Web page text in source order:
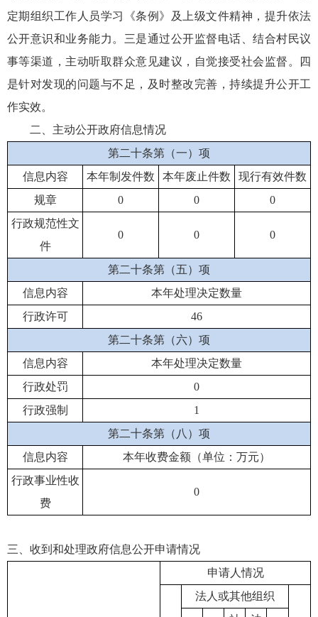
定期组织工作人员学习《条例》及上级文件精神，提升依法
公开意识和业务能力。三是通过公开监督电话、结合村民议
事等渠道，主动听取群众意见建议，自觉接受社会监督。四
是针对发现的问题与不足，及时整改完善，持续提升公开工
作实效。
二、主动公开政府信息情况
第二十条第（一）项
信息内容
本年制发件数 本年废止件数
现行有效件数
规章
0 0
0
行政规范性文
件
0 0 0
第二十条第（五）项
信息内容
本年处理决定数量
行政许可
46
第二十条第（六）项
信息内容
本年处理决定数量
行政处罚
0
行政强制
1
第二十条第（八）项
信息内容
本年收费金额（单位：万元）
行政事业性收
费
0
三、收到和处理政府信息公开申请情况
申请人情况
法人或其他组织